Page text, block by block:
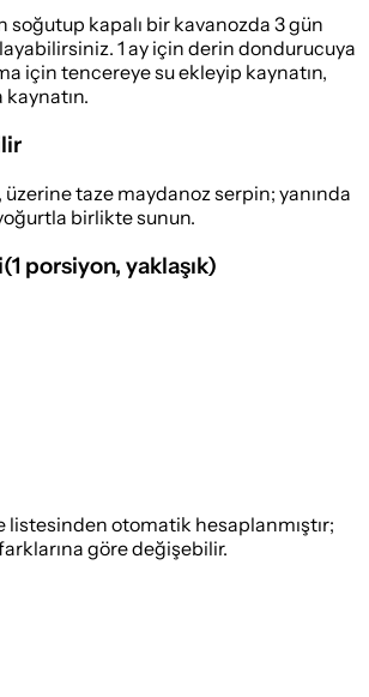
kapalı bir kavanozda 3 gün
1 ay için derin dondurucuya
için tencereye su ekleyip kaynatın,
üzerine taze maydanoz serpin; yanında
birlikte sunun.
(1 porsiyon, yaklaşık)
listesinden otomatik hesaplanmıştır;
göre değişebilir.